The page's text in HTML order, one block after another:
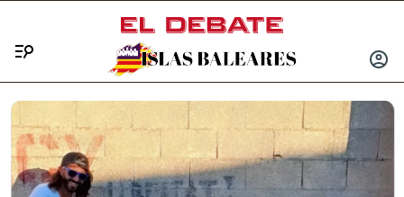
INICIAR